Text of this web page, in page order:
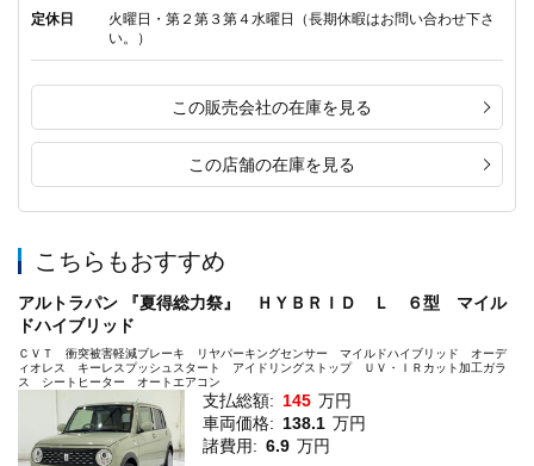
定休日
火曜日・第２第３第４水曜日（長期休暇はお問い合わせ下さ
い。）
この販売会社の在庫を見る
この店舗の在庫を見る
こちらもおすすめ
アルトラパン 『夏得総力祭』 ＨＹＢＲＩＤ Ｌ ６型 マイル
ドハイブリッド
ＣＶＴ 衝突被害軽減ブレーキ リヤパーキングセンサー マイルドハイブリッド オーデ
ィオレス キーレスプッシュスタート アイドリングストップ ＵＶ・ＩＲカット加工ガラ
ス シートヒーター オートエアコン
支払総額: 145 万円
車両価格: 138.1 万円
諸費用: 6.9 万円